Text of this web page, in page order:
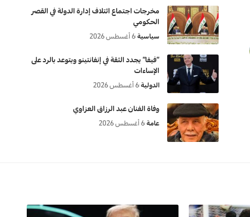
مخرجات اجتماع ائتلاف إدارة الدولة في القصر
الحكومي
سياسية 6 أغسطس 2026
“فيفا” يجدد الثقة في إنفانتينو ويتوعد بالرد على
الإساءات
الدولية 6 أغسطس 2026
وفاة الفنان عبد الرزاق العزاوي
عامة 6 أغسطس 2026